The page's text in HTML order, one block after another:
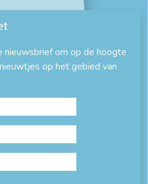
nieuwsbrief om op de hoogte
op het gebied van